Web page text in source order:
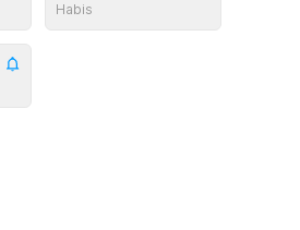
Habis